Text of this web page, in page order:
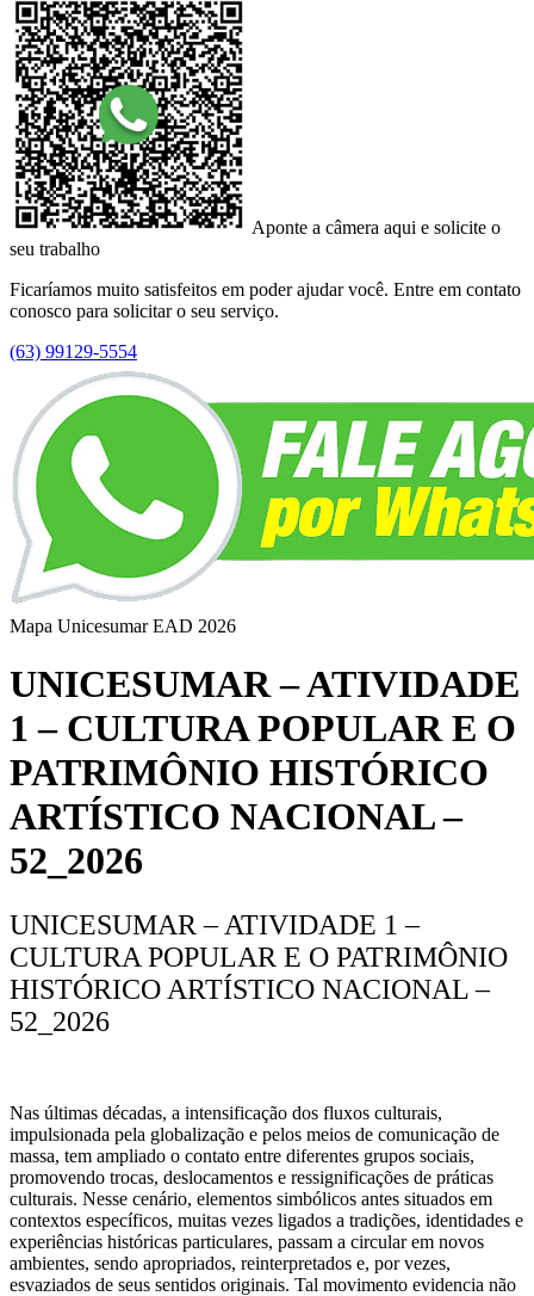
Aponte a câmera aqui e solicite o
seu trabalho
Ficaríamos muito satisfeitos em poder ajudar você. Entre em contato
conosco para solicitar o seu serviço.
(63) 99129-5554
Mapa Unicesumar EAD 2026
UNICESUMAR – ATIVIDADE
1 – CULTURA POPULAR E O
PATRIMÔNIO HISTÓRICO
ARTÍSTICO NACIONAL –
52_2026
UNICESUMAR – ATIVIDADE 1 –
CULTURA POPULAR E O PATRIMÔNIO
HISTÓRICO ARTÍSTICO NACIONAL –
52_2026
Nas últimas décadas, a intensificação dos fluxos culturais,
impulsionada pela globalização e pelos meios de comunicação de
massa, tem ampliado o contato entre diferentes grupos sociais,
promovendo trocas, deslocamentos e ressignificações de práticas
culturais. Nesse cenário, elementos simbólicos antes situados em
contextos específicos, muitas vezes ligados a tradições, identidades e
experiências históricas particulares, passam a circular em novos
ambientes, sendo apropriados, reinterpretados e, por vezes,
esvaziados de seus sentidos originais. Tal movimento evidencia não